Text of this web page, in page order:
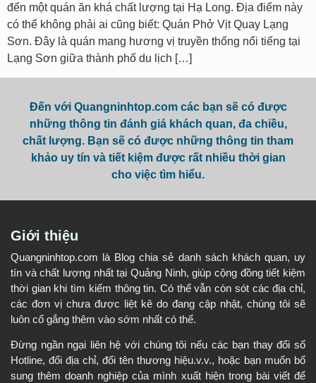
đến một quán ăn khá chất lượng tại Hạ Long. Địa điểm này
có thể không phải ai cũng biết: Quán Phở Vịt Quay Lạng
Sơn. Đây là quán mang hương vị truyền thống nổi tiếng tại
Lạng Sơn giữa thành phố du lịch […]
Đến với Quangninhtop.com các bạn sẽ có được
những thông tin đánh giá khách quan, đa chiều,
chất lượng. Bạn sẽ có được những thông tin tham
khảo uy tín và tiết kiệm được rất nhiều thời gian
cho việc tìm hiểu.
Giới thiệu
Quangninhtop.com là Blog chia sẻ danh sách khách quan, uy
tín và chất lượng nhất tại Quảng Ninh, giúp cộng đồng tiết kiệm
thời gian khi tìm kiếm thông tin. Có thể vẫn còn sót các địa chỉ,
các đơn vị chưa được liệt kê do đang cập nhật, chúng tôi sẽ
luôn cố gắng thêm vào sớm nhất có thể.
Đừng ngần ngại liên hệ với chúng tôi nếu các bạn thay đổi số
Hotline, đổi địa chỉ, đổi tên thương hiệu.v.v., hoặc bạn muốn bổ
sung thêm doanh nghiệp của mình xuất hiện trong bài viết để